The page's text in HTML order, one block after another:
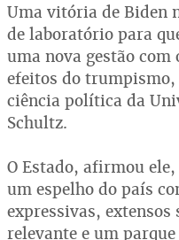
Uma vitória de Biden
de laboratório para
uma nova gestão
efeitos do trumpismo,
ciência política da
Schultz.
O Estado, afirmou
um espelho do país
expressivas,
relevante e um